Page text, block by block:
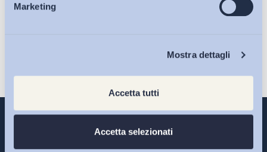
Marketing
Mostra dettagli
Accetta tutti
Accetta selezionati
Eventi